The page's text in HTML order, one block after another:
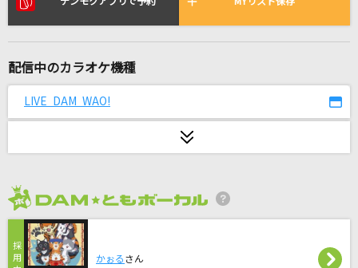
愛くださいませ
らしさ
配信中のカラオケ機種
LIVE DAM WAO!
かぉる さん